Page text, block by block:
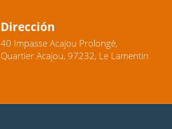
Dirección
40 Impasse Acajou Prolongé,
Quartier Acajou, 97232, Le Lamentin